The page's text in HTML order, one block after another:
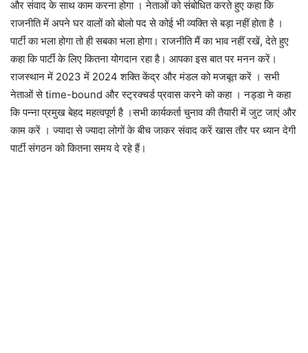
और संवाद के साथ काम करना होगा । नेताओं को संबोधित करते हुए कहा कि
राजनीति में अपने घर वालों को बोलो पद से कोई भी व्यक्ति से बड़ा नहीं होता है ।
पार्टी का भला होगा तो ही सबका भला होगा। राजनीति मैं का भाव नहीं रखें, देते हुए
कहा कि पार्टी के लिए कितना योगदान रहा है। आपका इस बात पर मनन करें।
राजस्थान में 2023 में 2024 शक्ति केंद्र और मंडल को मजबूत करें । सभी
नेताओं से time-bound और स्ट्रक्चर्ड प्रवास करने को कहा । नड्डा ने कहा
कि पन्ना प्रमुख बेहद महत्वपूर्ण है ।सभी कार्यकर्ता चुनाव की तैयारी में जुट जाएं और
काम करें । ज्यादा से ज्यादा लोगों के बीच जाकर संवाद करें खास तौर पर ध्यान देगी
पार्टी संगठन को कितना समय दे रहे हैं।